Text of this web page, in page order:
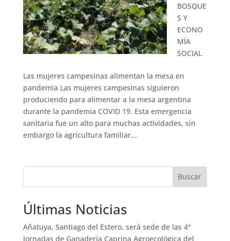
BOSQUE
S Y
ECONO
MÍA
SOCIAL
Las mujeres campesinas alimentan la mesa en
pandemia Las mujeres campesinas siguieron
produciendo para alimentar a la mesa argentina
durante la pandemia COVID 19. Esta emergencia
sanitaria fue un alto para muchas actividades, sin
embargo la agricultura familiar...
Buscar
Últimas Noticias
Añatuya, Santiago del Estero, será sede de las 4°
Jornadas de Ganadería Caprina Agroecológica del